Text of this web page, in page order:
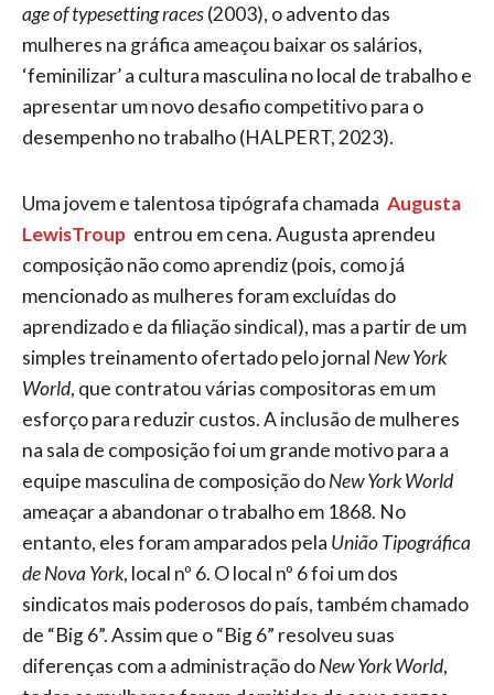
age of typesetting races(2003), o advento das
mulheres na gráfica ameaçou baixar os salários,
‘feminilizar’ a cultura masculina no local de trabalho e
apresentar um novo desafio competitivo para o
desempenho no trabalho (HALPERT, 2023).
Uma jovem e talentosa tipógrafa chamada Augusta
LewisTroup entrou em cena. Augusta aprendeu
composição não como aprendiz (pois, como já
mencionado as mulheres foram excluídas do
aprendizado e da filiação sindical), mas a partir de um
simples treinamento ofertado pelo jornal New York
World, que contratou várias compositoras em um
esforço para reduzir custos. A inclusão de mulheres
na sala de composição foi um grande motivo para a
equipe masculina de composição doNew York World
ameaçar a abandonar o trabalho em 1868. No
entanto, eles foram amparados pela União Tipográfica
de Nova York, local nº 6. O local nº 6 foi um dos
sindicatos mais poderosos do país, também chamado
de “Big 6”. Assim que o “Big 6” resolveu suas
diferenças com a administração doNew York World,